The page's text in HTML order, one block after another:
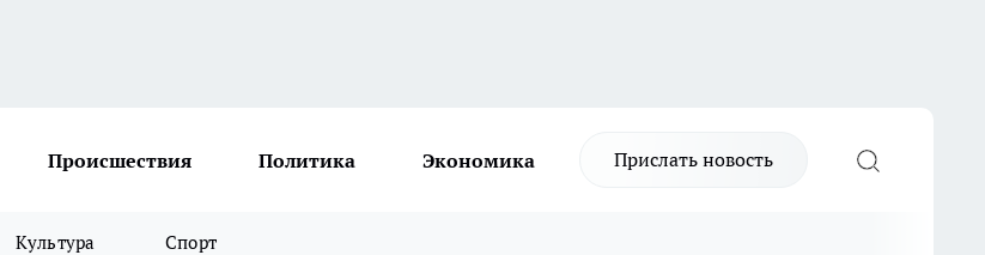
Происшествия Политика Экономика Прислать новость
Культура Спорт